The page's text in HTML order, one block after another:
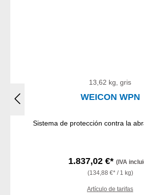
13,62 kg, gris
WEICON WPN
Sistema de protección contra la
1.837,02 €* (IVA
(134,88 €* / 1 kg)
Artículo de tarifas